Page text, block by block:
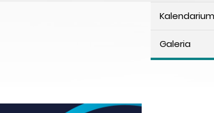
Galeria